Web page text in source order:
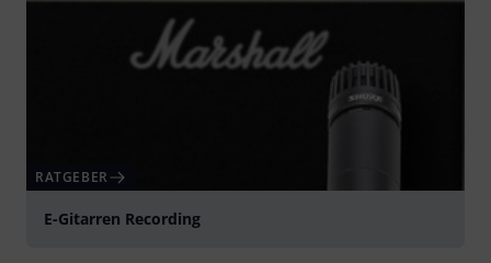
RATGEBER
E-Gitarren Recording